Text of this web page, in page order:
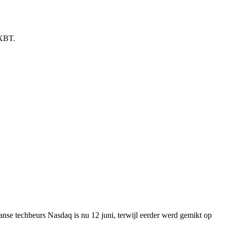
techbeurs Nasdaq is nu 12 juni, terwijl eerder werd gemikt op